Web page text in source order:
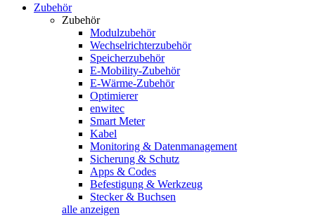
Zubehör
Zubehör
Modulzubehör
Wechselrichterzubehör
Speicherzubehör
E-Mobility-Zubehör
E-Wärme-Zubehör
Optimierer
enwitec
Smart Meter
Kabel
Monitoring & Datenmanagement
Sicherung & Schutz
Apps & Codes
Befestigung & Werkzeug
Stecker & Buchsen
alle anzeigen